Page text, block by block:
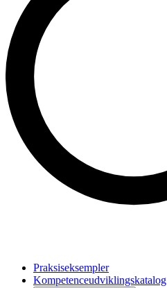
Praksiseksempler
Kompetenceudviklingskatalog